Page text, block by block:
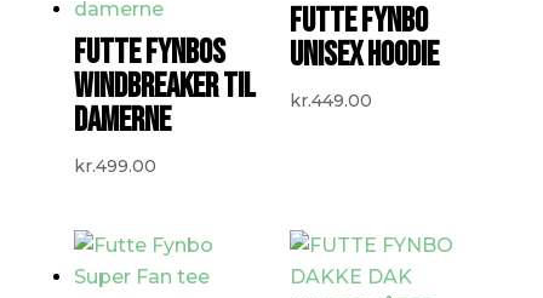
FUTTE FYNBOS
WINDBREAKER TIL
DAMERNE
kr.499.00
FUTTE FYNBO
UNISEX HOODIE
kr.449.00